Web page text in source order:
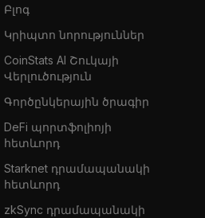
Բլոգ
Կրիպտո նորություններ
CoinStats AI Շուկայի
Վերլուծություն
Գործընկերային ծրագիր
DeFi պորտֆոլիոյի
հետևորդ
Starknet դրամապանակի
հետևորդ
zkSync դրամապանակի